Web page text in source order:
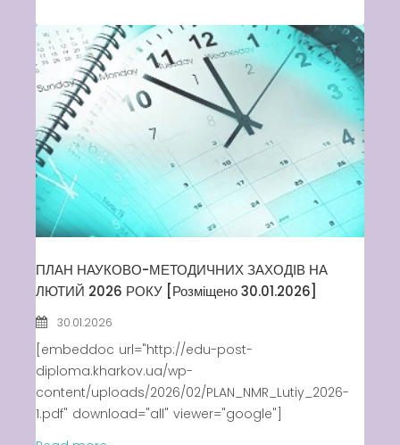
ПЛАН НАУКОВО-МЕТОДИЧНИХ ЗАХОДІВ НА
ЛЮТИЙ 2026 РОКУ [Розміщено 30.01.2026]
30.01.2026
[embeddoc url="http://edu-post-
diploma.kharkov.ua/wp-
content/uploads/2026/02/PLAN_NMR_Lutiy_2026-
1.pdf" download="all" viewer="google"]